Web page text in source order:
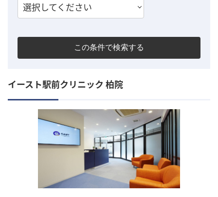
選択してください
この条件で検索する
イースト駅前クリニック 柏院